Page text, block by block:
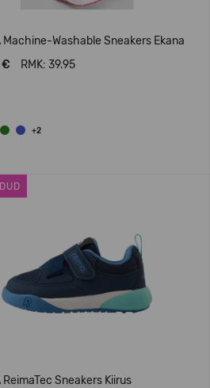
Machine-Washable Sneakers Ekana
€
RMK: 39.95
+2
ReimaTec Sneakers Kiirus